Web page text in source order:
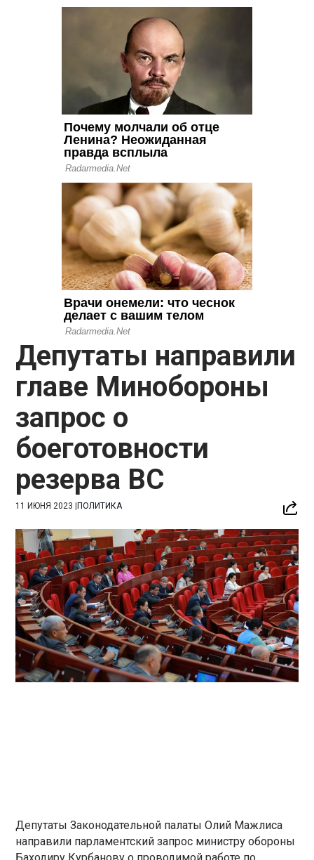
Депутаты направили
главе Минобороны
запрос о
боеготовности
резерва ВС
11 ИЮНЯ 2023 |ПОЛИТИКА
Депутаты Законодательной палаты Олий Мажлиса
направили парламентский запрос министру обороны